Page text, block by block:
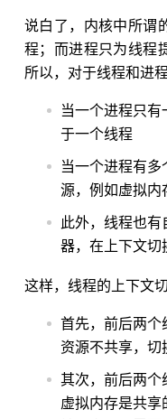
说白了，内核中所谓
程；而进程只为线程
所以，对于线程和进
当一个进程只
于一个线程
当一个进程有
源，例如虚拟内
此外，线程也
器，在上下文切
这样，线程的上下文
首先，前后两个
资源不共享，切
其次，前后两个
虚拟内存是共享